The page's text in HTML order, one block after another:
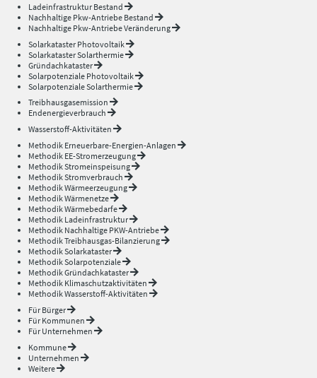
Ladeinfrastruktur Bestand
Nachhaltige Pkw-Antriebe Bestand
Nachhaltige Pkw-Antriebe Veränderung
Solarkataster Photovoltaik
Solarkataster Solarthermie
Gründachkataster
Solarpotenziale Photovoltaik
Solarpotenziale Solarthermie
Treibhausgasemission
Endenergieverbrauch
Wasserstoff-Aktivitäten
Methodik Erneuerbare-Energien-Anlagen
Methodik EE-Stromerzeugung
Methodik Stromeinspeisung
Methodik Stromverbrauch
Methodik Wärmeerzeugung
Methodik Wärmenetze
Methodik Wärmebedarfe
Methodik Ladeinfrastruktur
Methodik Nachhaltige PKW-Antriebe
Methodik Treibhausgas-Bilanzierung
Methodik Solarkataster
Methodik Solarpotenziale
Methodik Gründachkataster
Methodik Klimaschutzaktivitäten
Methodik Wasserstoff-Aktivitäten
Für Bürger
Für Kommunen
Für Unternehmen
Kommune
Unternehmen
Weitere